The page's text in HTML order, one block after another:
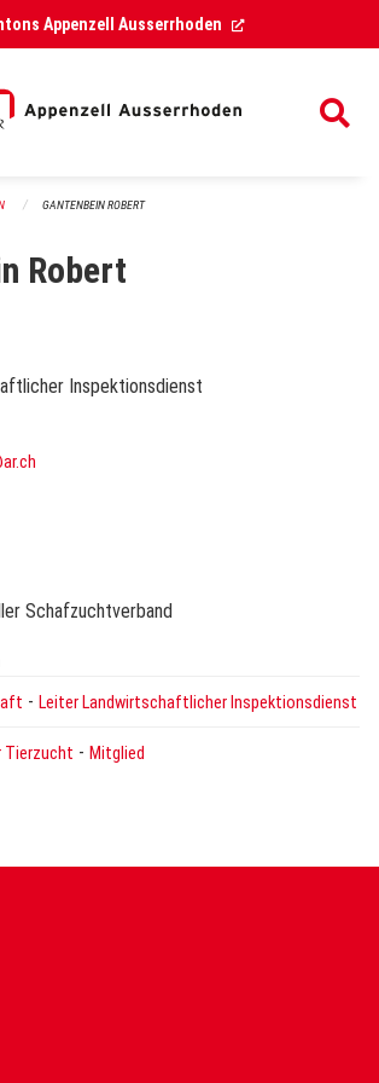
Appenzell Ausserrhoden (External Link)
GANTENBEIN ROBERT
Robert
Inspektionsdienst
Schafzuchtverband
- Leiter Landwirtschaftlicher Inspektionsdienst
Tierzucht - Mitglied